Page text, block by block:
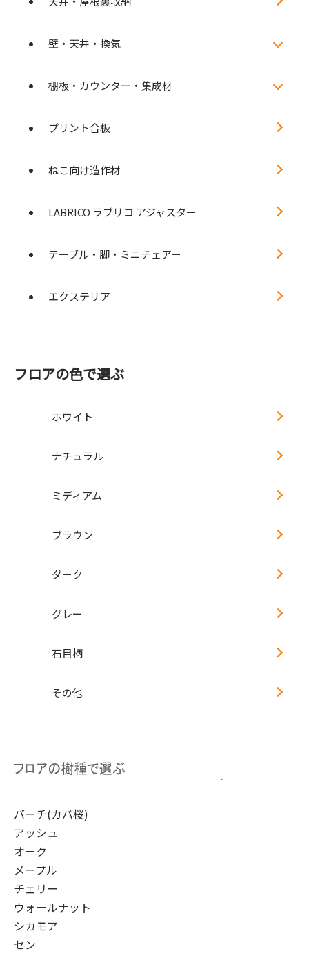
壁・天井・換気
棚板・カウンター・集成材
プリント合板
ねこ向け造作材
LABRICO ラブリコ アジャスター
テーブル・脚・ミニチェアー
エクステリア
フロアの色で選ぶ
ホワイト
ナチュラル
ミディアム
ブラウン
ダーク
グレー
石目柄
その他
バーチ(カバ桜)
アッシュ
オーク
メープル
チェリー
ウォールナット
シカモア
セン